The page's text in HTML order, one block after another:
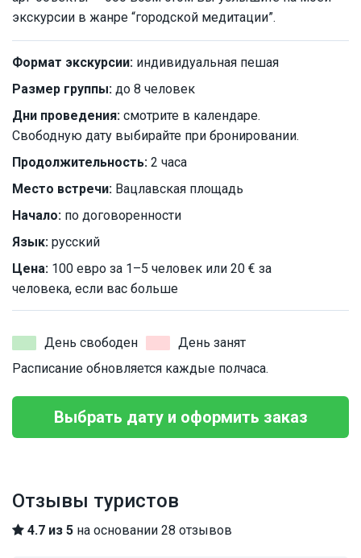
экскурсии в жанре “городской медитации”.
Формат экскурсии: индивидуальная пешая
Размер группы: до 8 человек
Дни проведения: смотрите в календаре.
Свободную дату выбирайте при бронировании.
Продолжительность: 2 часа
Место встречи: Вацлавская площадь
Начало: по договоренности
Язык: русский
Цена: 100 евро за 1–5 человек или 20 € за
человека, если вас больше
День свободен
День занят
Расписание обновляется каждые полчаса.
Выбрать дату и оформить заказ
Отзывы туристов
4.7 из 5 на основании 28 отзывов